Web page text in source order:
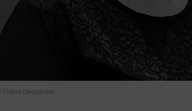
Сандурская